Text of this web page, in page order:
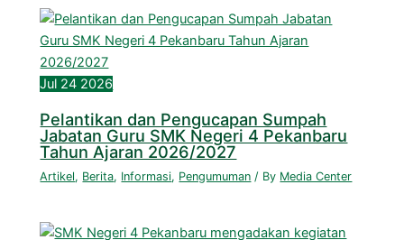
Jul 24 2026
Pelantikan dan Pengucapan Sumpah
Jabatan Guru SMK Negeri 4 Pekanbaru
Tahun Ajaran 2026/2027
Artikel, Berita, Informasi, Pengumuman / By Media Center